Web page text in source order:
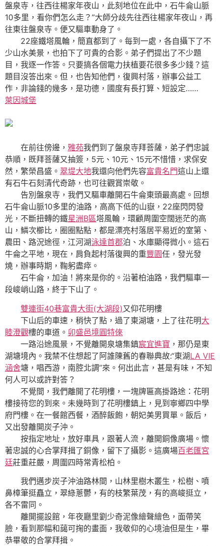
盤泉寺，往西往楊家年夜山，此刻地位在此中，石牛侖山脈
10多里，看你們怎么走？”大師分歧先往西往楊家年夜山，再
往東往盤泉寺。便又驅車動身了。
22座鐵塔風輪，簡直都到了。每到一處，各自攝下了不
少山水美景，也拍下了可貴的合影。弟子們提出了不少題
目，我逐一作答。只要搞各個電力扶植要花很多多少錢？這
題目沒答出來。但，也告知他們，復興村落，辦事公益工
作，非論錢的幾多，是功德，國度有長打算、短設定……
萊因城堡
在前往傍邊， 雅苑我們到了盤泉寺拜菩薩，弟子們忠誠
恭順，既拜菩薩又抽簽，5元、10元、15元不惜惜，求保安
然，繁榮昌盛。 翠堤大地我還向他們先容富貴名門這山上還
有石牛石刻清代奇跡，也可往觀賞崇敬。
告別盤泉寺，我們又驅車離開石牛侖東頭最高處。回想
石牛侖山脈10多里的油路，高高下低的山嶽，22座閃閃發
光，不斷扭轉的鐵星洲B區塔風輪，環顧周圍空闊迷茫的高
山，鱗次櫛比，圈圈點點，都是漂亮村落居平易近的室第、
農田、路況途徑，江河湖泳達首郡泊、水庫顯得微小。這石
牛侖之平地，現在，肩負起村落復興的重豐園任，發光發
燒，辦事時期，鞠躬盡瘁。
石牛侖，加油！將來是你的。沿著柏油路，我們驅車一
段峻峭山路，終于下山了。
雙連街40巷富貴大街(大湖段)又仰花明樓
下山后的車速，稍快了點，過了東湖塘，上了往花明大
睦澄觀樓的車道。 卯盛邑境圓特倈
一路沿途風景，不覺離開泉塘集鎮宸宜進寶 ，那仍是東
湖塘境內。我禁不住想起了阿誰陳舊的春聯典故:“東湖LA VIE
涵舍塘，唱西游，南腔北調”來。何出此言，甚是有味，不知
何人可以或許對答？
不覺間，我們離開了花明樓，一塊牌匾高掛路途：花明
樓接待您的到來。未幾時到了花明樓鎮上，見到寧鄉四中學
府門樓。在一餐館西餐，酒醉飯飽，朝妃美男買單。飯后，
又出發離開炭子沖。
按指定地址，放好車具，跟著人流，離開銅像廣場。懷
著忠誠的心合掌拜揖了銅像，留下了攝影。這廣場百老匯宮
廷莊重莊嚴，周圍四時常青松柏。
我們邁步炭子沖油路林間，山林里樹木叢生，松樹、噴
鼻樟筆挺矗立，翠綠蔥鬱，有的枝繁葉茂，有的高峻挺立，
各不雷同。
離開擺設館，年夜廳里劉少奇泥像繪聲繪色，面帶笑
臉，看到那幅和藹可掬的畫面，我敬仰的心境油但是生，畢
恭畢敬的合掌拜揖。